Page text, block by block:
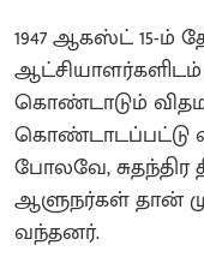
1947 ஆகஸ்ட் 15-ம்
ஆட்சியாளர்களிடம்
கொண்டாடும்
கொண்டாடப்பட்டு
போலவே, சுதந்திர
ஆளுநர்கள் தான்
வந்தனர்.